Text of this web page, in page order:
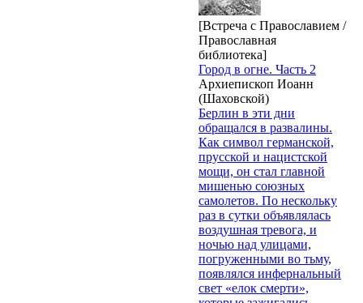
[Встреча с Православием /
Православная
библиотека]
Город в огне. Часть 2
Архиепископ Иоанн
(Шаховской)
Берлин в эти дни
обращался в развалины.
Как символ германской,
прусской и нацистской
мощи, он стал главной
мишенью союзных
самолетов. По нескольку
раз в сутки объявлялась
воздушная тревога, и
ночью над улицами,
погруженными во тьму,
появлялся инфернальный
свет «елок смерти»,